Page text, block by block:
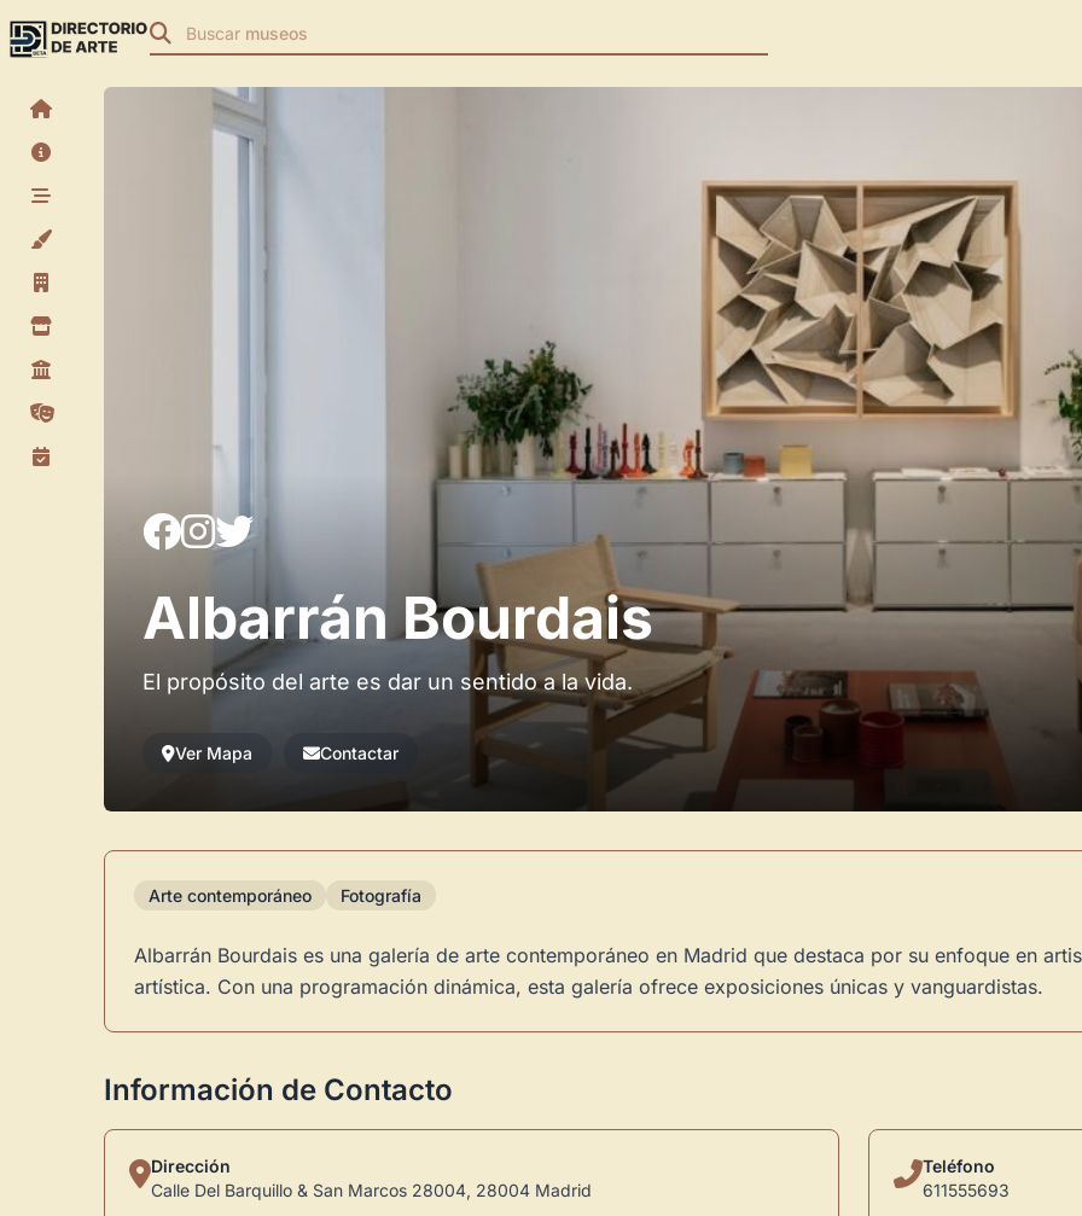
Buscar museos
Albarrán Bourdais
El propósito del arte es dar un sentido a la vida.
Ver Mapa Contactar
Arte contemporáneo Fotografía
Albarrán Bourdais es una galería de arte contemporáneo en Madrid que destaca por su enfoque en
artística. Con una programación dinámica, esta galería ofrece exposiciones únicas y vanguardistas.
Información de Contacto
Dirección
Calle Del Barquillo & San Marcos 28004, 28004 Madrid
Teléfono
611555693